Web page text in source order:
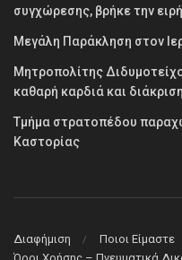
συγχώρεσης, βρήκε την
Μεγάλη Παράκληση στον
Μητροπολίτης
καθαρή καρδιά και διάκριση
Τμήμα στρατοπέδου
Καστορίας
Διαφήμιση Ποιοι Είμαστε